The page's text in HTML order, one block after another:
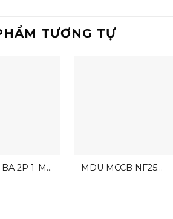
TƯƠNG TỰ
2P 1-M
MDU MCCB NF250-